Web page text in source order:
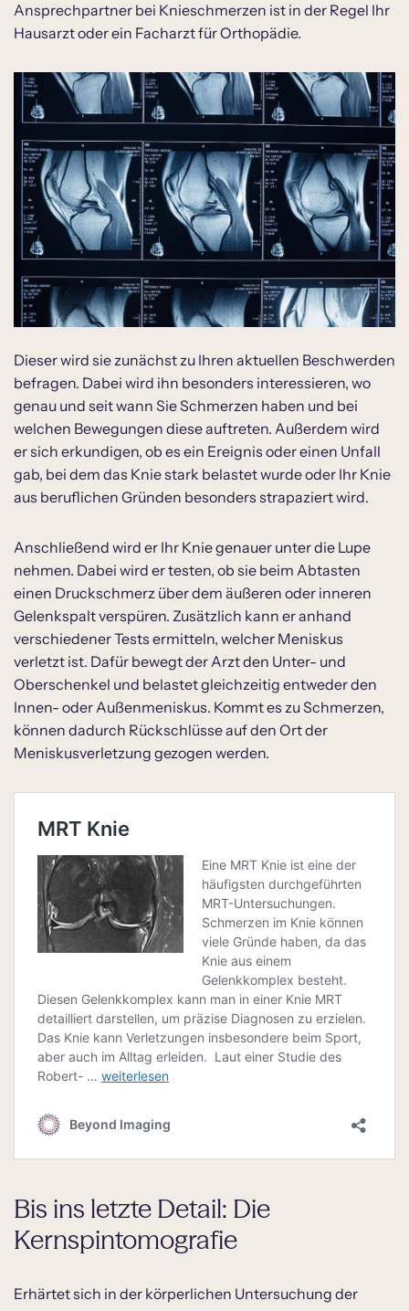
Ansprechpartner bei Knieschmerzen ist in der Regel Ihr
Hausarzt oder ein Facharzt für Orthopädie.
Dieser wird sie zunächst zu Ihren aktuellen Beschwerden
befragen. Dabei wird ihn besonders interessieren, wo
genau und seit wann Sie Schmerzen haben und bei
welchen Bewegungen diese auftreten. Außerdem wird
er sich erkundigen, ob es ein Ereignis oder einen Unfall
gab, bei dem das Knie stark belastet wurde oder Ihr Knie
aus beruflichen Gründen besonders strapaziert wird.
Anschließend wird er Ihr Knie genauer unter die Lupe
nehmen. Dabei wird er testen, ob sie beim Abtasten
einen Druckschmerz über dem äußeren oder inneren
Gelenkspalt verspüren. Zusätzlich kann er anhand
verschiedener Tests ermitteln, welcher Meniskus
verletzt ist. Dafür bewegt der Arzt den Unter- und
Oberschenkel und belastet gleichzeitig entweder den
Innen- oder Außenmeniskus. Kommt es zu Schmerzen,
können dadurch Rückschlüsse auf den Ort der
Meniskusverletzung gezogen werden.
Bis ins letzte Detail: Die
Kernspintomografie
Erhärtet sich in der körperlichen Untersuchung der